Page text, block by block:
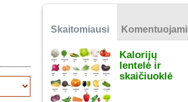
Skaitomiausi Komentuojami
Kalorijų
lentelė ir
skaičiuoklė